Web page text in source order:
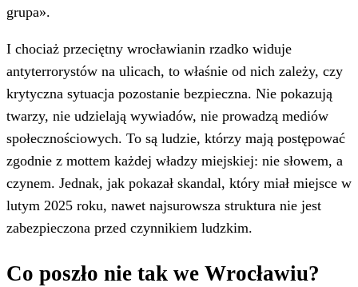
grupa».
I chociaż przeciętny wrocławianin rzadko widuje
antyterrorystów na ulicach, to właśnie od nich zależy, czy
krytyczna sytuacja pozostanie bezpieczna. Nie pokazują
twarzy, nie udzielają wywiadów, nie prowadzą mediów
społecznościowych. To są ludzie, którzy mają postępować
zgodnie z mottem każdej władzy miejskiej: nie słowem, a
czynem. Jednak, jak pokazał skandal, który miał miejsce w
lutym 2025 roku, nawet najsurowsza struktura nie jest
zabezpieczona przed czynnikiem ludzkim.
Co poszło nie tak we Wrocławiu?